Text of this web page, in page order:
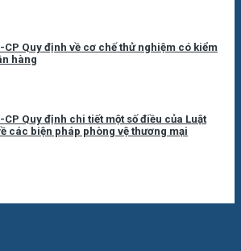
Quy định về cơ chế thử nghiệm có kiểm
hàng
Quy định chi tiết một số điều của Luật
các biện pháp phòng vệ thương mại